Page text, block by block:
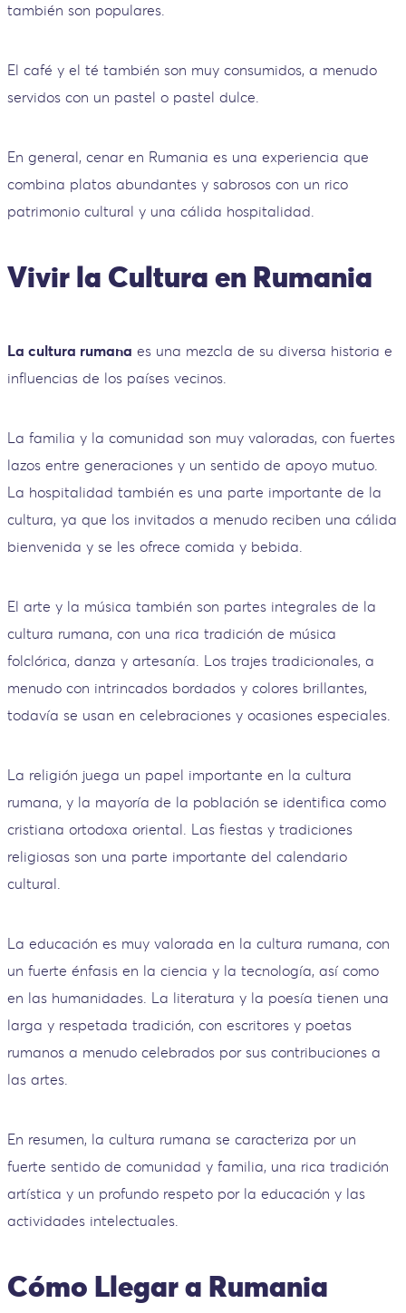
también son populares.
El café y el té también son muy consumidos, a menudo
servidos con un pastel o pastel dulce.
En general, cenar en Rumania es una experiencia que
combina platos abundantes y sabrosos con un rico
patrimonio cultural y una cálida hospitalidad.
Vivir la Cultura en Rumania
La cultura rumana es una mezcla de su diversa historia e
influencias de los países vecinos.
La familia y la comunidad son muy valoradas, con fuertes
lazos entre generaciones y un sentido de apoyo mutuo.
La hospitalidad también es una parte importante de la
cultura, ya que los invitados a menudo reciben una cálida
bienvenida y se les ofrece comida y bebida.
El arte y la música también son partes integrales de la
cultura rumana, con una rica tradición de música
folclórica, danza y artesanía. Los trajes tradicionales, a
menudo con intrincados bordados y colores brillantes,
todavía se usan en celebraciones y ocasiones especiales.
La religión juega un papel importante en la cultura
rumana, y la mayoría de la población se identifica como
cristiana ortodoxa oriental. Las fiestas y tradiciones
religiosas son una parte importante del calendario
cultural.
La educación es muy valorada en la cultura rumana, con
un fuerte énfasis en la ciencia y la tecnología, así como
en las humanidades. La literatura y la poesía tienen una
larga y respetada tradición, con escritores y poetas
rumanos a menudo celebrados por sus contribuciones a
las artes.
En resumen, la cultura rumana se caracteriza por un
fuerte sentido de comunidad y familia, una rica tradición
artística y un profundo respeto por la educación y las
actividades intelectuales.
Cómo Llegar a Rumania